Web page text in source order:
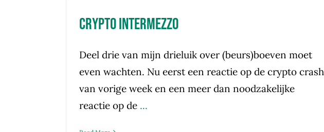
Crypto Intermezzo
Deel drie van mijn drieluik over (beurs)boeven moet
even wachten. Nu eerst een reactie op de crypto crash
van vorige week en een meer dan noodzakelijke
reactie op de ...